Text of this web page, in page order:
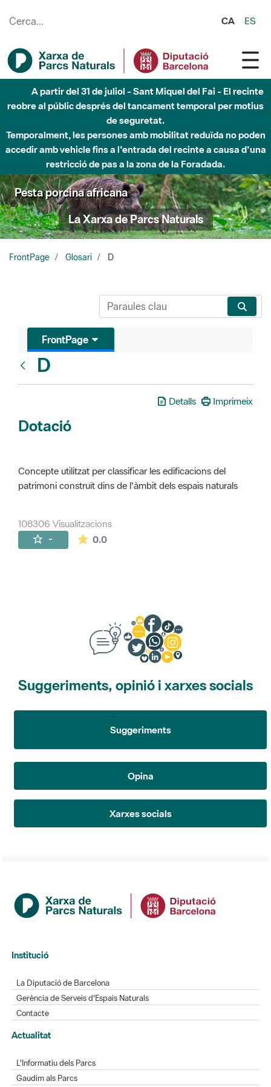
CA ES
A partir del 31 de juliol - Sant Miquel del Fai - El recinte
reobre al públic després del tancament temporal per motius
de seguretat.
Temporalment, les persones amb mobilitat reduïda no poden
accedir amb vehicle fins a l'entrada del recinte a causa d'una
restricció de pas a la zona de la Foradada.
Pesta porcina africana
La Xarxa de Parcs Naturals
FrontPage Glosari D
FrontPage
D
Detalls Imprimeix
Dotació
Concepte utilitzat per classificar les edificacions del
patrimoni construït dins de l'àmbit dels espais naturals
108306 Visualitzacions
- 0.0La mitjana de les valoracions és de 0
Suggeriments, opinió i xarxes socials
Suggeriments
Opina
Xarxes socials
Institució
La Diputació de Barcelona
Gerència de Serveis d'Espais Naturals
Contacte
Actualitat
L'Informatiu dels Parcs
Gaudim als Parcs